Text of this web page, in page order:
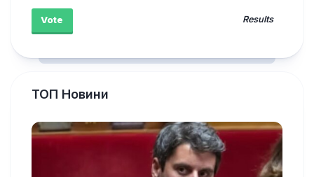
Results
ТОП Новини